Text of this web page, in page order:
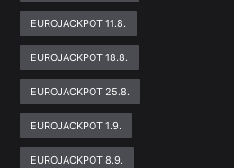
EUROJACKPOT 11.8.
EUROJACKPOT 18.8.
EUROJACKPOT 25.8.
EUROJACKPOT 1.9.
EUROJACKPOT 8.9.